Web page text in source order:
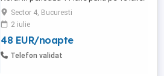
(4 nopți) Vând biletele de cazare
deoarece eu nu mai pot ajunge. Pentru mai
multe detalii ma puteti contacta.
Sector 4, Bucuresti
2 iulie
48 EUR/noapte
Telefon validat